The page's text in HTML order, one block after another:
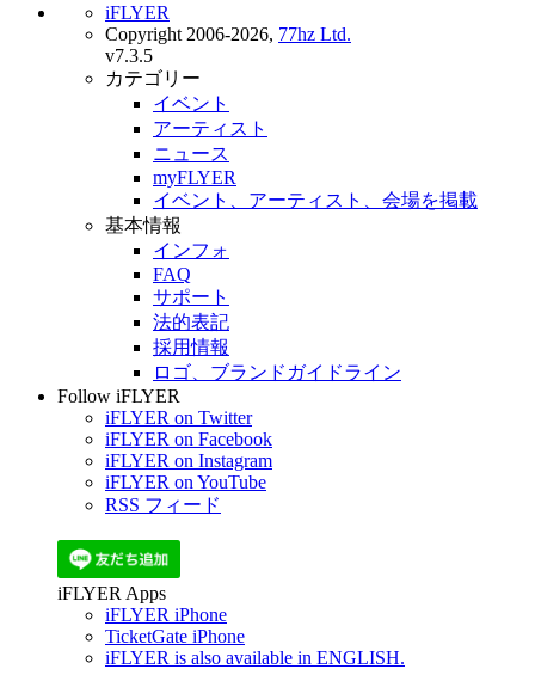
iFLYER
Copyright 2006-2026, 77hz Ltd.
v7.3.5
カテゴリー
イベント
アーティスト
ニュース
myFLYER
イベント、アーティスト、会場を掲載
基本情報
インフォ
FAQ
サポート
法的表記
採用情報
ロゴ、ブランドガイドライン
Follow iFLYER
iFLYER on Twitter
iFLYER on Facebook
iFLYER on Instagram
iFLYER on YouTube
RSS フィード
iFLYER Apps
iFLYER iPhone
TicketGate iPhone
iFLYER is also available in ENGLISH.